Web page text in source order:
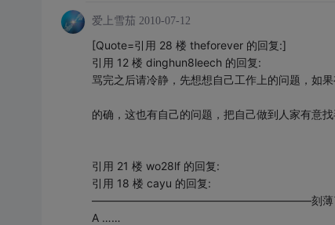
爱上雪茄 2010-07-12
[Quote=引用 28 楼 theforever 的回复:]
引用 12 楼 dinghun8leech 的回复:
骂完之后请冷静，先想想自己工作上的问题，如
的确，这也有自己的问题，把自己做到人家有意
引用 21 楼 wo28lf 的回复:
引用 18 楼 cayu 的回复:
————————————————————刻薄
A ……